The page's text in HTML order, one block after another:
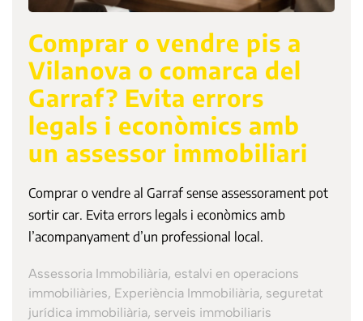
Comprar o vendre pis a
Vilanova o comarca del
Garraf? Evita errors
legals i econòmics amb
un assessor immobiliari
Comprar o vendre al Garraf sense assessorament pot
sortir car. Evita errors legals i econòmics amb
l’acompanyament d’un professional local.
Assessoria Immobiliària, estalvi en operacions
immobiliàries, Experiència Immobiliària, seguretat
jurídica immobiliària, serveis immobiliaris